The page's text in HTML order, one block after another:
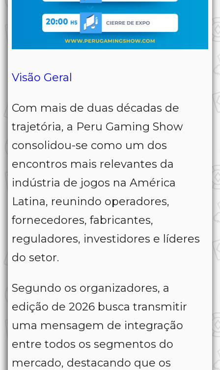
Visão Geral
Com mais de duas décadas de
trajetória, a Peru Gaming Show
consolidou-se como um dos
encontros mais relevantes da
indústria de jogos na América
Latina, reunindo operadores,
fornecedores, fabricantes,
reguladores, investidores e líderes
do setor.
Segundo os organizadores, a
edição de 2026 busca transmitir
uma mensagem de integração
entre todos os segmentos do
mercado, destacando que os